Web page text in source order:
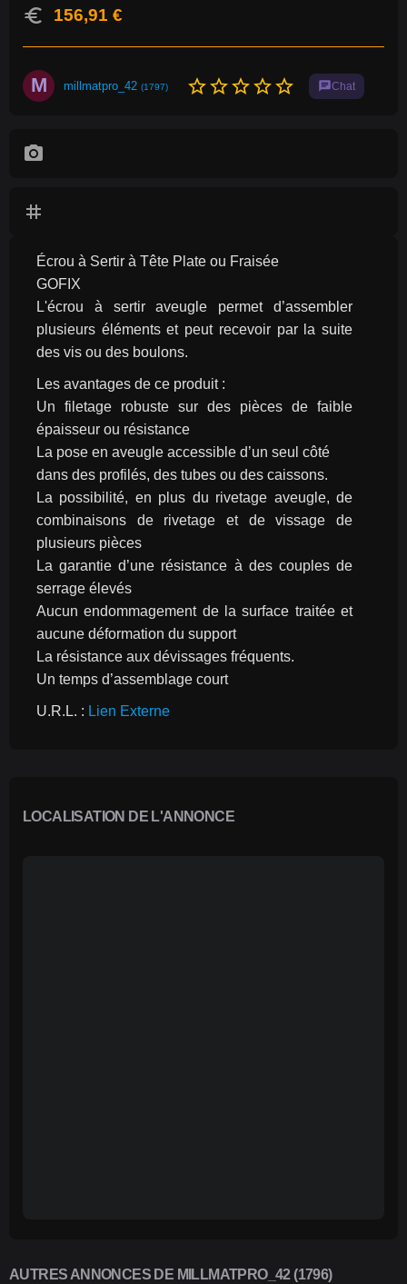
euro 156,91 €
M millmatpro_42 (1797) star_borderstar_borderstar_borderstar_borderstar_border chatChat
photo_camera
tag
Écrou à Sertir à Tête Plate ou Fraisée
GOFIX
L'écrou à sertir aveugle permet d’assembler
plusieurs éléments et peut recevoir par la suite
des vis ou des boulons.
Les avantages de ce produit :
Un filetage robuste sur des pièces de faible
épaisseur ou résistance
La pose en aveugle accessible d’un seul côté
dans des profilés, des tubes ou des caissons.
La possibilité, en plus du rivetage aveugle, de
combinaisons de rivetage et de vissage de
plusieurs pièces
La garantie d’une résistance à des couples de
serrage élevés
Aucun endommagement de la surface traitée et
aucune déformation du support
La résistance aux dévissages fréquents.
Un temps d’assemblage court
U.R.L. : Lien Externe
LOCALISATION DE L'ANNONCE
AUTRES ANNONCES DE MILLMATPRO_42 (1796)